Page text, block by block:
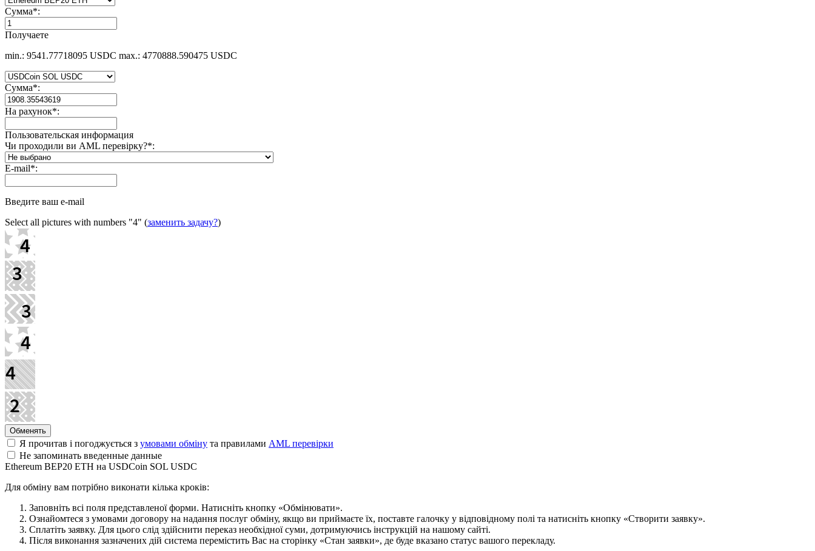
Сумма*:
Получаете
min.: 9541.77718095 USDC max.: 4770888.590475 USDC
Сумма*:
На рахунок*:
Пользовательская информация
Чи проходили ви AML перевірку?*:
E-mail*:
Введите ваш e-mail
Select all pictures with numbers "4" (заменить задачу?)
Я прочитав і погоджується з умовами обміну та правилами AML перевірки
Не запоминать введенные данные
Ethereum BEP20 ETH на USDCoin SOL USDC
Для обміну вам потрібно виконати кілька кроків:
Заповніть всі поля представленої форми. Натисніть кнопку «Обмінювати».
Ознайомтеся з умовами договору на надання послуг обміну, якщо ви приймаєте їх, поставте галочку у відповідному полі та натисніть кнопку «Створити заявку».
Сплатіть заявку. Для цього слід здійснити переказ необхідної суми, дотримуючись інструкцій на нашому сайті.
Після виконання зазначених дій система перемістить Вас на сторінку «Стан заявки», де буде вказано статус вашого перекладу.